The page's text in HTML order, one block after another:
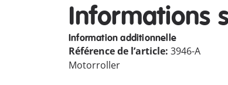
Informations
Information additionnelle
Référence de l’article: 3946-A
Motorroller